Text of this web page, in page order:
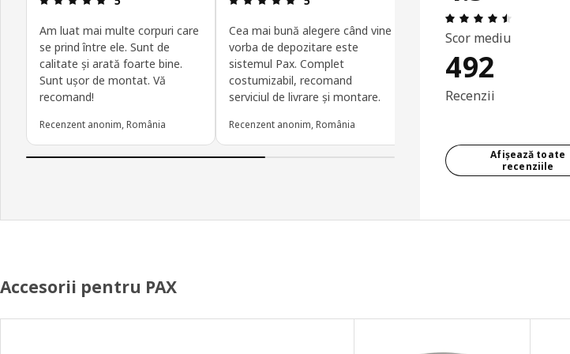
Am luat mai multe corpuri care
se prind între ele. Sunt de
calitate și arată foarte bine.
Sunt ușor de montat. Vă
recomand!
Recenzent anonim, România
Cea mai bună alegere când vine
vorba de depozitare este
sistemul Pax. Complet
costumizabil, recomand
serviciul de livrare și montare.
Recenzent anonim, România
Se asambleaza usor, foarte
bine accesorizat, se potriveste
perfect in camera
Scor mediu
492
Recenzii
Afișează toate
recenziile
Accesorii pentru PAX